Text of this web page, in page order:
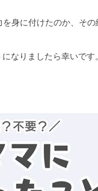
身に付けたのか、その
なりましたら幸いです。